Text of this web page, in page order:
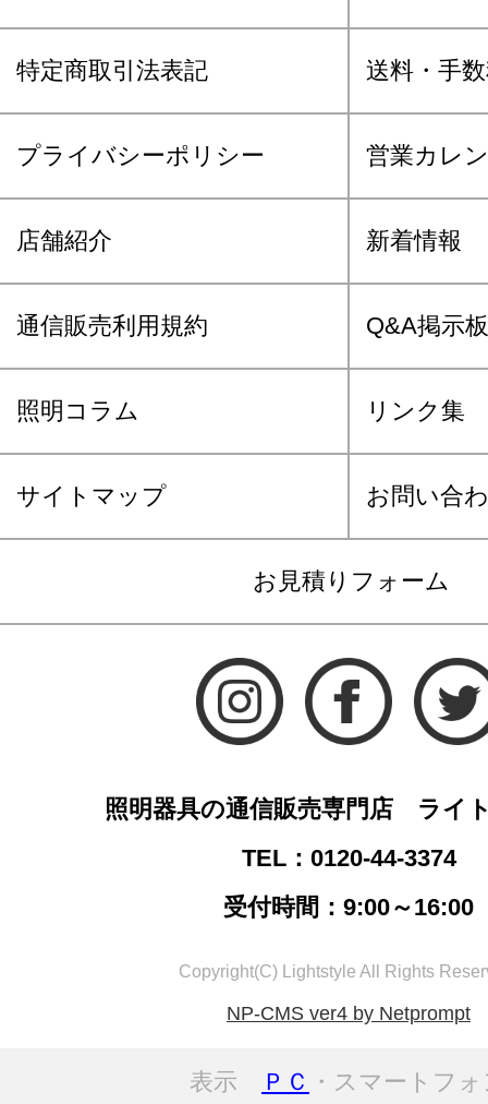
特定商取引法表記 送料・手
プライバシーポリシー 営業カレ
店舗紹介 新着情報
通信販売利用規約 Q&A掲示板
照明コラム リンク集
サイトマップ お問い合
お見積りフォーム
照明器具の通信販売専門店 ライ
TEL：0120-44-3374
受付時間：9:00～16:00
Copyright(C) Lightstyle All Rights
NP-CMS ver4 by Netprompt
表示 ＰＣ ・スマートフ